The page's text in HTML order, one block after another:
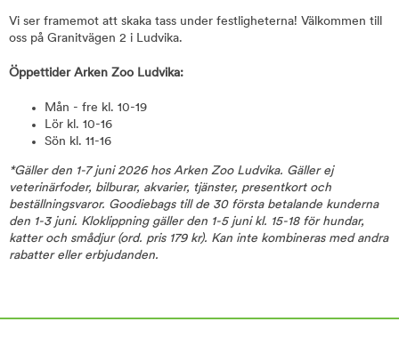
Vi ser framemot att skaka tass under festligheterna! Välkommen till
oss på Granitvägen 2 i Ludvika.
Öppettider Arken Zoo Ludvika:
Mån - fre kl. 10-19
Lör kl. 10-16
Sön kl. 11-16
*Gäller den 1-7 juni 2026 hos Arken Zoo Ludvika. Gäller ej
veterinärfoder, bilburar, akvarier, tjänster, presentkort och
beställningsvaror. Goodiebags till de 30 första betalande kunderna
den 1-3 juni. Kloklippning gäller den 1-5 juni kl. 15-18 för hundar,
katter och smådjur (ord. pris 179 kr). Kan inte kombineras med andra
rabatter eller erbjudanden.